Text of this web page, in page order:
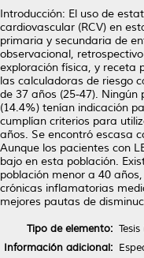
Introducción: El uso de
cardiovascular (RCV) en
primaria y secundaria de
observacional,
exploración física, y receta
las calculadoras de riesgo
de 37 años (25-47).
(14.4%) tenían indicación
cumplían criterios para
años. Se encontró escasa
Aunque los pacientes con
bajo en esta población.
población menor a 40
crónicas inflamatorias
mejores pautas de
Tipo de elemento:
Información adicional: